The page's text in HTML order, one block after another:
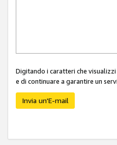
Digitando i caratteri che
e di continuare a garantire un
Invia un'E-mail